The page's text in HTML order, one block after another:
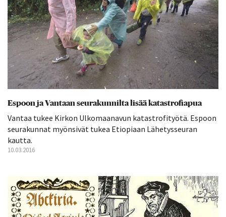
Espoon ja Vantaan seurakunnilta lisää katastrofiapua
Vantaa tukee Kirkon Ulkomaanavun katastrofityötä. Espoon
seurakunnat myönsivät tukea Etiopiaan Lähetysseuran
kautta.
10.03.2016